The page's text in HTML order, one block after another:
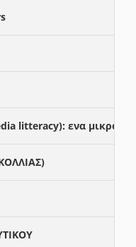
litteracy): ενα μικρο